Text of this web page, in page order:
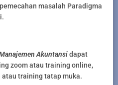
masalah Paradigma
Akuntansidapat
zoom atau training online,
training tatap muka.